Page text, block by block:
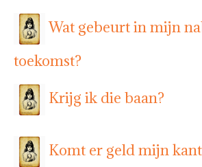
Wat gebeurt in mijn
toekomst?
Krijg ik die baan?
Komt er geld mijn